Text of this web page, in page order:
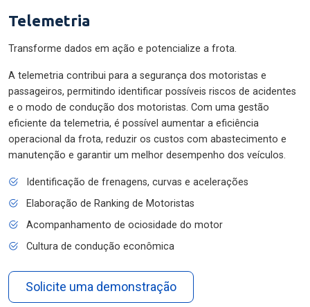
Telemetria
Transforme dados em ação e potencialize a frota.
A telemetria contribui para a segurança dos motoristas e
passageiros, permitindo identificar possíveis riscos de acidentes
e o modo de condução dos motoristas. Com uma gestão
eficiente da telemetria, é possível aumentar a eficiência
operacional da frota, reduzir os custos com abastecimento e
manutenção e garantir um melhor desempenho dos veículos.
Identificação de frenagens, curvas e acelerações
Elaboração de Ranking de Motoristas
Acompanhamento de ociosidade do motor
Cultura de condução econômica
Solicite uma demonstração